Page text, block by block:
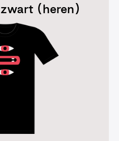
(heren)